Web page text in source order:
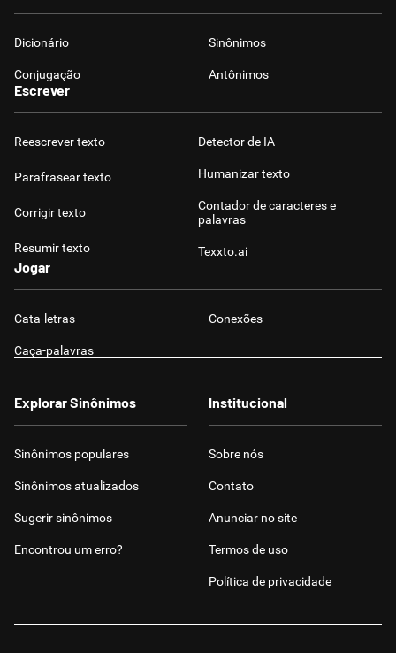
Dicionário Sinônimos
Conjugação Antônimos
Escrever
Reescrever texto
Parafrasear texto
Corrigir texto
Resumir texto
Detector de IA
Humanizar texto
Contador de caracteres e
palavras
Texxto.ai
Jogar
Cata-letras Conexões
Caça-palavras
Explorar Sinônimos
Sinônimos populares
Sinônimos atualizados
Sugerir sinônimos
Encontrou um erro?
Institucional
Sobre nós
Contato
Anunciar no site
Termos de uso
Política de privacidade